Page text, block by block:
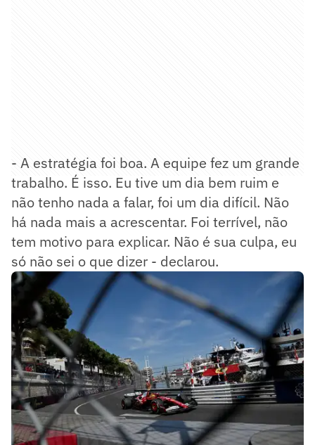
- A estratégia foi boa. A equipe fez um grande
trabalho. É isso. Eu tive um dia bem ruim e
não tenho nada a falar, foi um dia difícil. Não
há nada mais a acrescentar. Foi terrível, não
tem motivo para explicar. Não é sua culpa, eu
só não sei o que dizer - declarou.